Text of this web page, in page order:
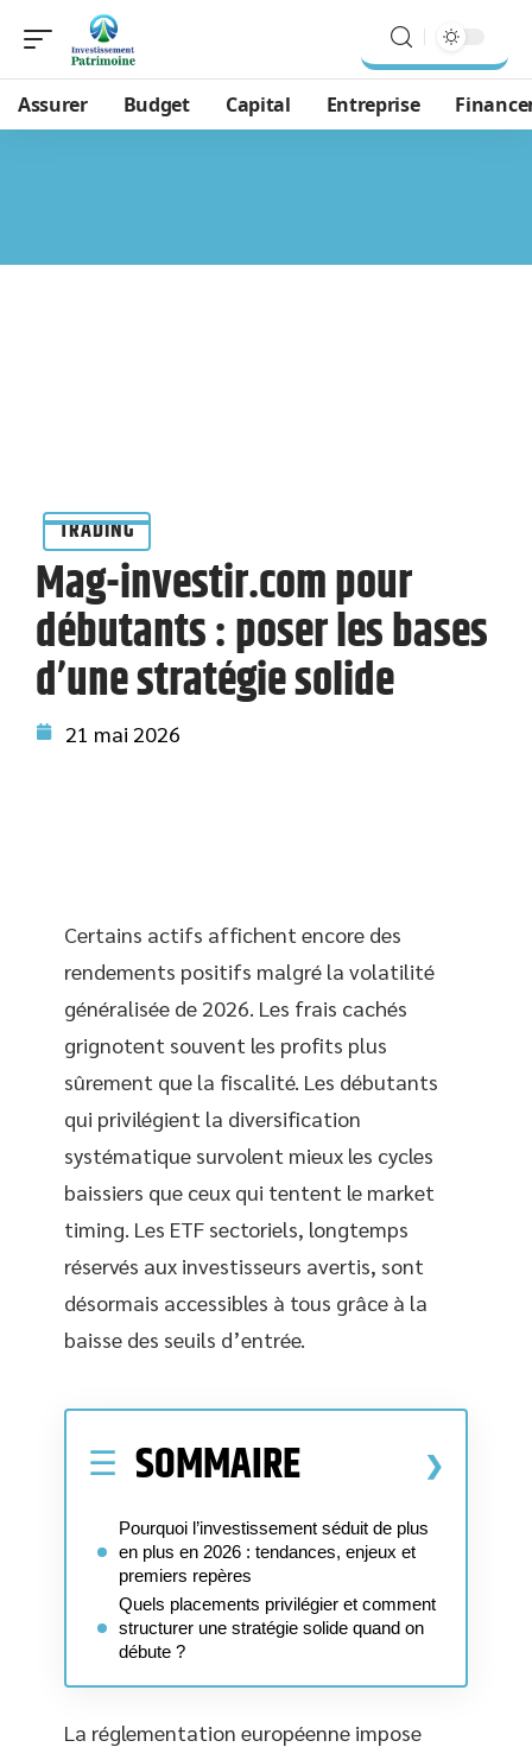
Assurer Budget Capital Entreprise
TRADING
Mag-investir.com pour
débutants : poser les bases
d’une stratégie solide
21 mai 2026
Certains actifs affichent encore des
rendements positifs malgré la volatilité
généralisée de 2026. Les frais cachés
grignotent souvent les profits plus
sûrement que la fiscalité. Les débutants
qui privilégient la diversification
systématique survolent mieux les cycles
baissiers que ceux qui tentent le market
timing. Les ETF sectoriels, longtemps
réservés aux investisseurs avertis, sont
désormais accessibles à tous grâce à la
baisse des seuils d’entrée.
SOMMAIRE
Pourquoi l’investissement séduit de plus
en plus en 2026 : tendances, enjeux et
premiers repères
Quels placements privilégier et comment
structurer une stratégie solide quand on
débute ?
La réglementation européenne impose